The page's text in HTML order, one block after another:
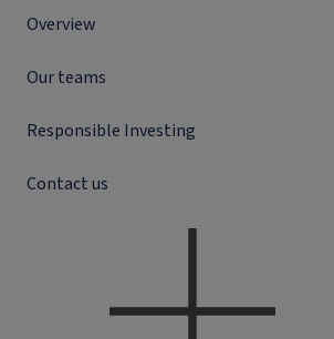
Overview
Our teams
Responsible Investing
Contact us